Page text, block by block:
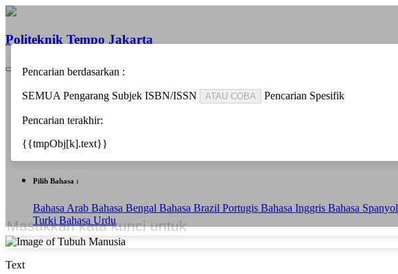
Politeknik Tempo Jakarta
Beranda
Informasi
Berita
Bantuan
Pustakawan
Area Anggota
Pilih Bahasa :
Bahasa Arab Bahasa Bengal Bahasa Brazil Portugis Bahasa Inggris Bahasa Spanyol
Turki Bahasa Urdu
Pencarian berdasarkan :
SEMUA Pengarang Subjek ISBN/ISSN ATAU COBA Pencarian Spesifik
Pencarian terakhir:
{{tmpObj[k].text}}
Text